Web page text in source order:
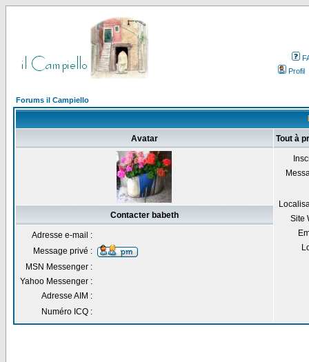
Profil
Forums il Campiello
Avatar Tout à
Site
Contacter babeth
Adresse e-mail :
Message privé :
MSN Messenger :
Yahoo Messenger :
Adresse AIM :
Numéro ICQ :